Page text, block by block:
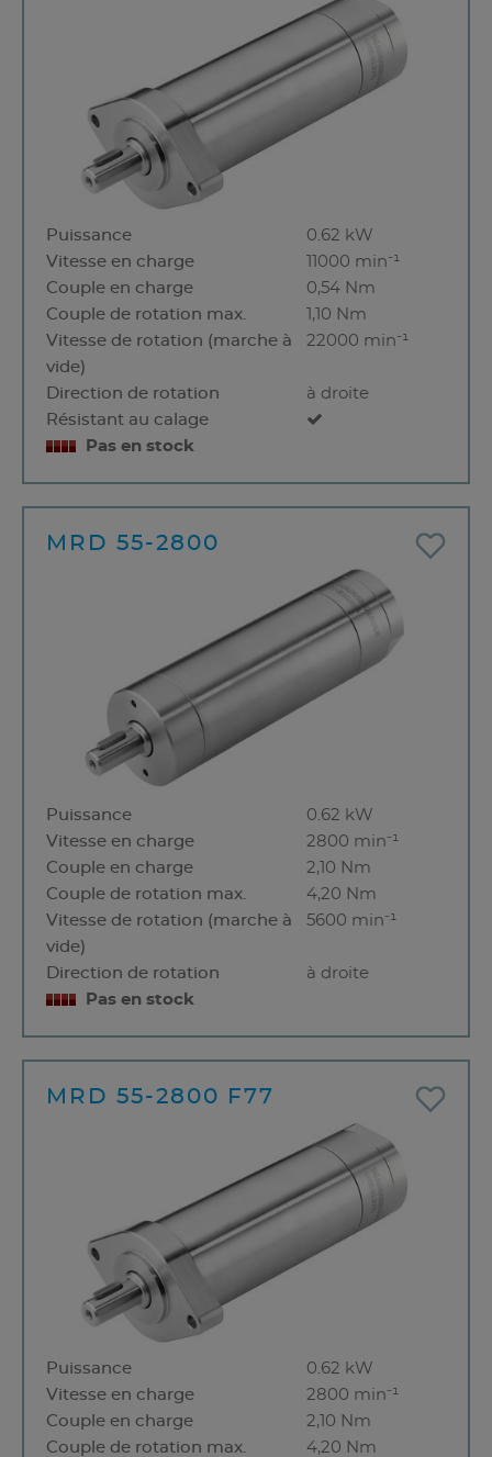
Puissance
0.62 kW
Vitesse en charge
11000 min⁻¹
Couple en charge
0,54 Nm
Couple de rotation max.
1,10 Nm
Vitesse de rotation (marche à
vide)
22000 min⁻¹
Direction de rotation
à droite
Résistant au calage
Pas en stock
MRD 55-2800
Puissance
0.62 kW
Vitesse en charge
2800 min⁻¹
Couple en charge
2,10 Nm
Couple de rotation max.
4,20 Nm
Vitesse de rotation (marche à
vide)
5600 min⁻¹
Direction de rotation
à droite
Pas en stock
MRD 55-2800 F77
Puissance
0.62 kW
Vitesse en charge
2800 min⁻¹
Couple en charge
2,10 Nm
Couple de rotation max.
4,20 Nm